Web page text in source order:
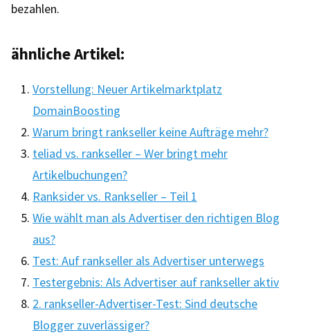
bezahlen.
ähnliche Artikel:
Vorstellung: Neuer Artikelmarktplatz
DomainBoosting
Warum bringt rankseller keine Aufträge mehr?
teliad vs. rankseller – Wer bringt mehr
Artikelbuchungen?
Ranksider vs. Rankseller – Teil 1
Wie wählt man als Advertiser den richtigen Blog
aus?
Test: Auf rankseller als Advertiser unterwegs
Testergebnis: Als Advertiser auf rankseller aktiv
2. rankseller-Advertiser-Test: Sind deutsche
Blogger zuverlässiger?